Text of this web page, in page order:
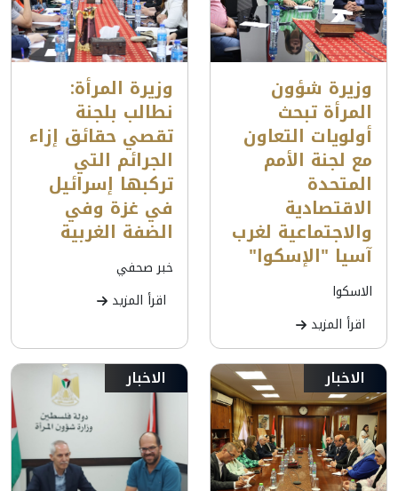
وزيرة شؤون
المرأة تبحث
أولويات التعاون
مع لجنة الأمم
المتحدة
الاقتصادية
والاجتماعية لغرب
آسيا "الإسكوا"
الاسكوا
اقرأ المزيد
وزيرة المرأة:
نطالب بلجنة
تقصي حقائق إزاء
الجرائم التي
تركبها إسرائيل
في غزة وفي
الضفة الغربية
خبر صحفي
اقرأ المزيد
الاخبار الاخبار